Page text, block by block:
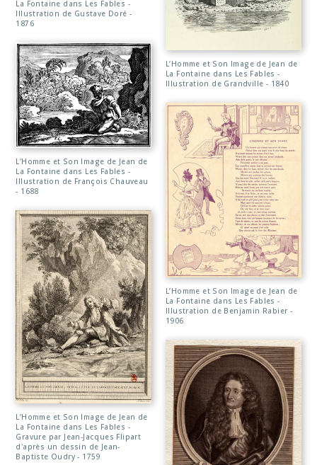
La Fontaine dans Les Fables -
Illustration de Gustave Doré -
1876
L’Homme et Son Image de Jean de
La Fontaine dans Les Fables -
Illustration de François Chauveau
- 1688
L’Homme et Son Image de Jean de
La Fontaine dans Les Fables -
Gravure par Jean-Jacques Flipart
d'après un dessin de Jean-
Baptiste Oudry - 1759
L’Homme et Son Image de Jean de
La Fontaine dans Les Fables -
Illustration de Grandville - 1840
L’Homme et Son Image de Jean de
La Fontaine dans Les Fables -
Illustration de Benjamin Rabier -
1906